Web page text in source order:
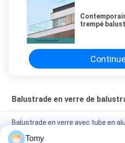
trempé
Balustrade en verre de
Balustrade en verre avec tube en
42.4x1.5 mm
Tomy